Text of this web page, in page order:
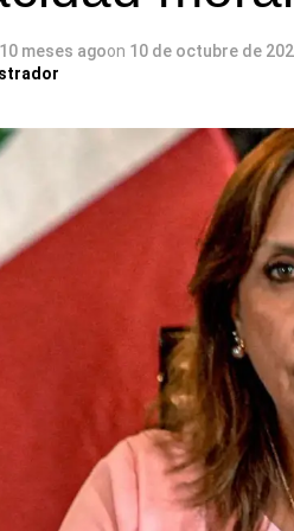
10 meses agoon 10 de octubre de